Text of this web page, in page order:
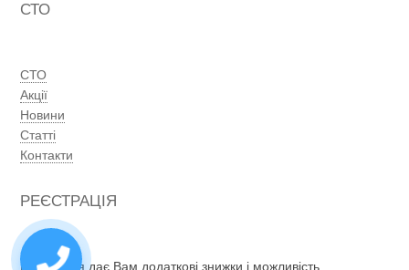
СТО
СТО
Акції
Новини
Статті
Контакти
РЕЄСТРАЦІЯ
Реєстрація дає Вам додаткові знижки і можливість